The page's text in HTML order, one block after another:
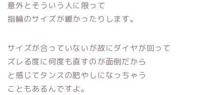
意外とそういう人に限って
指輪のサイズが緩かったりします。
サイズが合っていないが故にダイヤが回って
ズレる度に何度も直すのが面倒だから
と感じてタンスの肥やしになっちゃう
こともあるんですよ。